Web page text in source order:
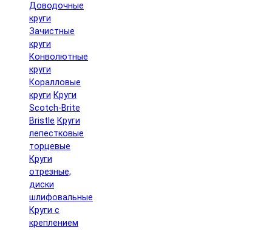
Доводочные
круги
Зачистные
круги
Конволютные
круги
Коралловые
круги Круги
Scotch-Brite
Bristle Круги
лепестковые
торцевые
Круги
отрезные,
диски
шлифовальные
Круги с
креплением